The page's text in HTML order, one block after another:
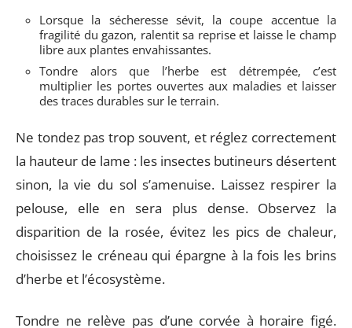
Lorsque la sécheresse sévit, la coupe accentue la
fragilité du gazon, ralentit sa reprise et laisse le champ
libre aux plantes envahissantes.
Tondre alors que l’herbe est détrempée, c’est
multiplier les portes ouvertes aux maladies et laisser
des traces durables sur le terrain.
Ne tondez pas trop souvent, et réglez correctement
la hauteur de lame : les insectes butineurs désertent
sinon, la vie du sol s’amenuise. Laissez respirer la
pelouse, elle en sera plus dense. Observez la
disparition de la rosée, évitez les pics de chaleur,
choisissez le créneau qui épargne à la fois les brins
d’herbe et l’écosystème.
Tondre ne relève pas d’une corvée à horaire figé.